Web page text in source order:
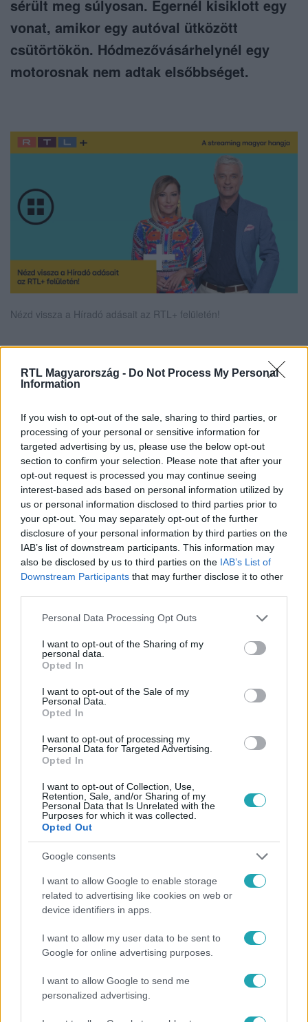
RTL Magyarország - Do Not Process My Personal
Information
If you wish to opt-out of the sale, sharing to third parties, or
processing of your personal or sensitive information for
targeted advertising by us, please use the below opt-out
section to confirm your selection. Please note that after your
opt-out request is processed you may continue seeing
interest-based ads based on personal information utilized by
us or personal information disclosed to third parties prior to
your opt-out. You may separately opt-out of the further
disclosure of your personal information by third parties on the
IAB’s list of downstream participants. This information may
also be disclosed by us to third parties on the IAB’s List of
Downstream Participants that may further disclose it to other
Please note that this website/app uses one or more Google
not limited to your visit or usage behaviour. You may click to
grant or deny consent to Google and its third-party tags to
use your data for below specified purposes in below Google
consent section.
Personal Data Processing Opt Outs
I want to opt-out of the Sharing of my
personal data.
Opted In
I want to opt-out of the Sale of my
Personal Data.
Opted In
I want to opt-out of processing my
Personal Data for Targeted Advertising.
Opted In
I want to opt-out of Collection, Use,
Retention, Sale, and/or Sharing of my
Personal Data that Is Unrelated with the
Purposes for which it was collected.
Opted Out
Google consents
I want to allow Google to enable storage
related to advertising like cookies on web or
device identifiers in apps.
I want to allow my user data to be sent to
Google for online advertising purposes.
I want to allow Google to send me
personalized advertising.
sérült meg súlyosan. Egernél kisiklott egy
vonat, amikor egy autóval ütközött
csütörtökön. Hódmezővásárhelynél egy
motorosnak nem adtak elsőbbséget.
Nézd vissza a Híradó adásait az RTL+ felületén!
Itt állítsd be, hogy az RTL.hu az elsők között
legyen a Google-találatokban!
Kövess minket, és értesülj a friss hírekről a
Facebookon is!
Követem
HÍRADÓ #
BALESET #OROSHÁZA #EGER KISTEHERAUTÓ
KAMION #
HÓDMEZŐVÁSÁRHELY # MOTOROS
Népszerű